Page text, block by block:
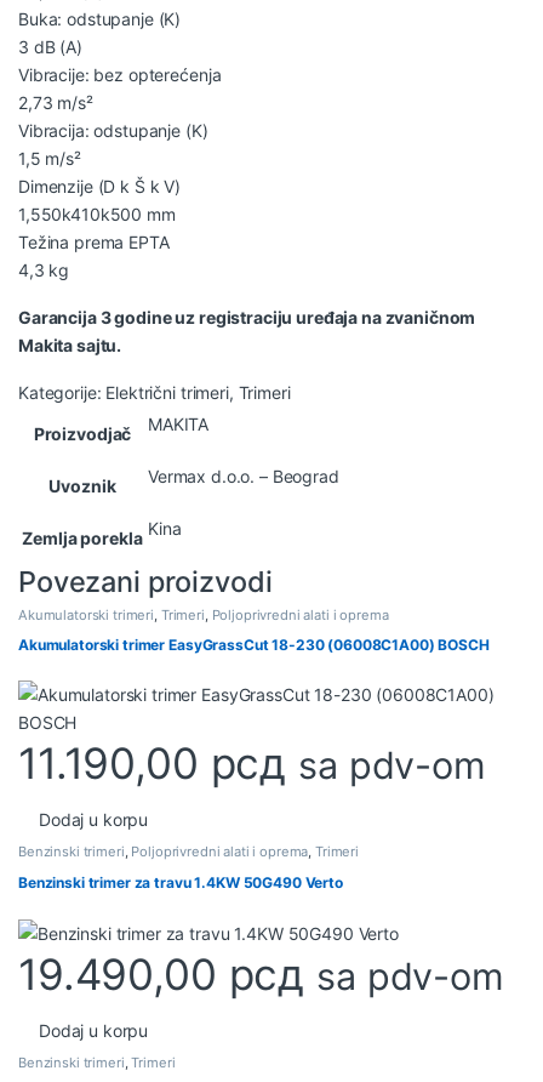
Buka: odstupanje (K)
3 dB (A)
Vibracije: bez opterećenja
2,73 m/s²
Vibracija: odstupanje (K)
1,5 m/s²
Dimenzije (D k Š k V)
1,550k410k500 mm
Težina prema EPTA
4,3 kg
Garancija 3 godine uz registraciju uređaja na zvaničnom
Makita sajtu.
Kategorije: Električni trimeri, Trimeri
Proizvodjač
MAKITA
Uvoznik Vermax d.o.o. – Beograd
Zemlja porekla Kina
Povezani proizvodi
Akumulatorski trimeri Trimeri Poljoprivredni alati i oprema
Akumulatorski trimer EasyGrassCut 18-230 (06008C1A00) BOSCH
11.190,00 рсд sa pdv-om
Dodaj u korpu
Benzinski trimeri, Poljoprivredni alati i oprema,Trimeri
Benzinski trimer za travu 1.4KW 50G490 Verto
19.490,00 рсд sa pdv-om
Dodaj u korpu
Benzinski trimeri,Trimeri